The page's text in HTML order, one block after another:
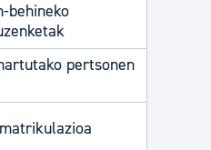
behineko
pertsonen